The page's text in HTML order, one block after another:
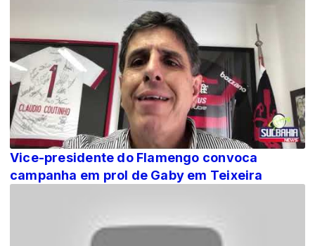
Vice-presidente do Flamengo convoca
campanha em prol de Gaby em Teixeira